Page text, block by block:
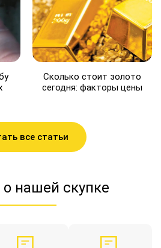
Сколько стоит золото
сегодня: факторы цены
все статьи
нашей скупке